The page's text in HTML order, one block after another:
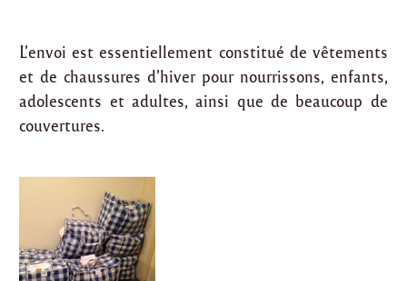
L’envoi est essentiellement constitué de vêtements
et de chaussures d’hiver pour nourrissons, enfants,
adolescents et adultes, ainsi que de beaucoup de
couvertures.